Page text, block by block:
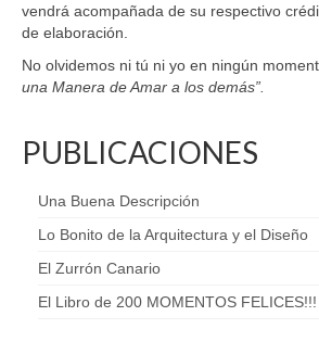
vendrá acompañada de su respectivo
de elaboración.
No olvidemos ni tú ni yo en ningún
una Manera de Amar a los demás”.
PUBLICACIONES
Una Buena Descripción
Lo Bonito de la Arquitectura y el Diseño
El Zurrón Canario
El Libro de 200 MOMENTOS FELICES!!!